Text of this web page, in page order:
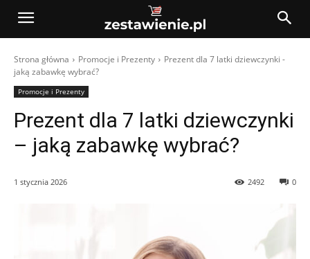
Strona główna Promocje i Prezenty
Prezent dla 7 latki dziewczynki -
jaką zabawkę wybrać?
Promocje i Prezenty
Prezent dla 7 latki dziewczynki
– jaką zabawkę wybrać?
1 stycznia 2026 0
2492